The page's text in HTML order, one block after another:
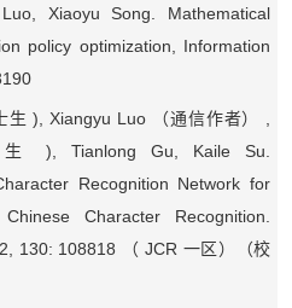
Xiaoyu Song. Mathematical
policy optimization, Information
生 ), Xiangyu Luo （通信作者）
), Tianlong Gu, Kaile Su.
Recognition Network for
Character Recognition.
130: 108818
（ JCR 一区）（校